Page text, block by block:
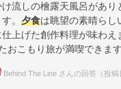
流しの檜露天風呂があり
。 夕食は眺望の素晴らし
上げた創作料理が味わえ
おこもり旅が満喫できます
Behind The Line さんの回答（投稿